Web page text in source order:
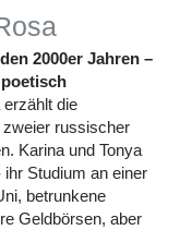
2000er Jahren –
die
russischer
Karina und Tonya
ihr Studium an einer
betrunkene
Geldbörsen, aber